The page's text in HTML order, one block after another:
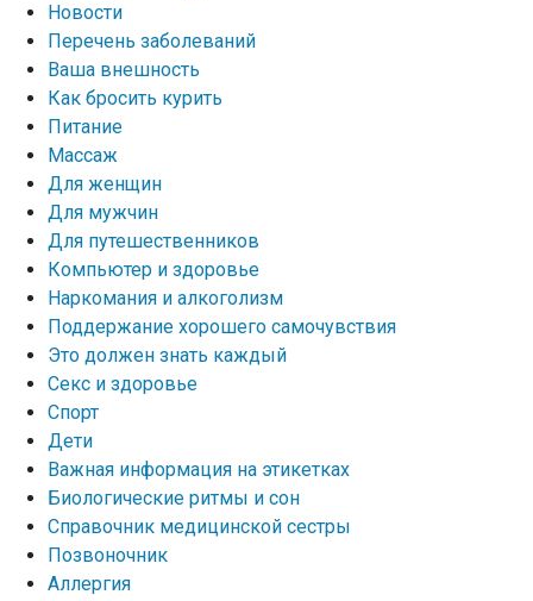
Новости
Перечень заболеваний
Ваша внешность
Как бросить курить
Питание
Массаж
Для женщин
Для мужчин
Для путешественников
Компьютер и здоровье
Наркомания и алкоголизм
Поддержание хорошего самочувствия
Это должен знать каждый
Секс и здоровье
Спорт
Дети
Важная информация на этикетках
Биологические ритмы и сон
Справочник медицинской сестры
Позвоночник
Аллергия